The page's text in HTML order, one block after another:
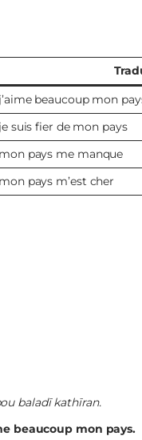
j’aime beaucoup mon
je suis fier de mon pays
mon pays me manque
mon pays m’est cher
baladī kathīran.
beaucoup mon pays.